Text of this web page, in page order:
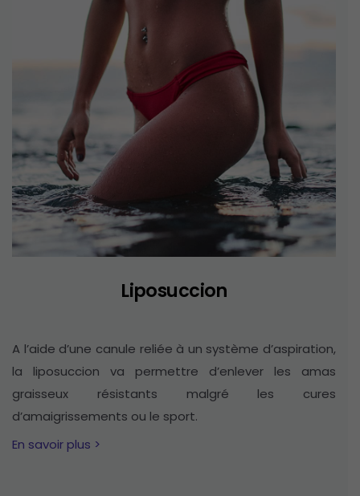
Liposuccion
A l’aide d’une canule reliée à un système d’aspiration,
la liposuccion va permettre d’enlever les amas
graisseux résistants malgré les cures
d’amaigrissements ou le sport.
En savoir plus >